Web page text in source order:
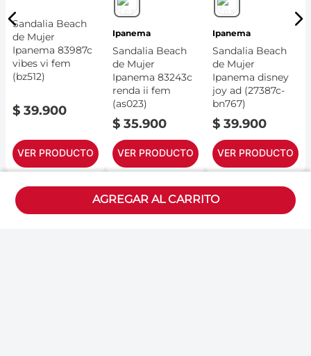
AGREGAR AL CARRITO
Sandalia Beach
de Mujer
Ipanema 83987c
vibes vi fem
(bz512)
$ 39.900
VER PRODUCTO
Ipanema
Sandalia Beach
de Mujer
Ipanema 83243c
renda ii fem
(as023)
$ 35.900
VER PRODUCTO
Ipanema
Sandalia Beach
de Mujer
Ipanema disney
joy ad (27387c-
bn767)
$ 39.900
VER PRODUCTO
Políticas